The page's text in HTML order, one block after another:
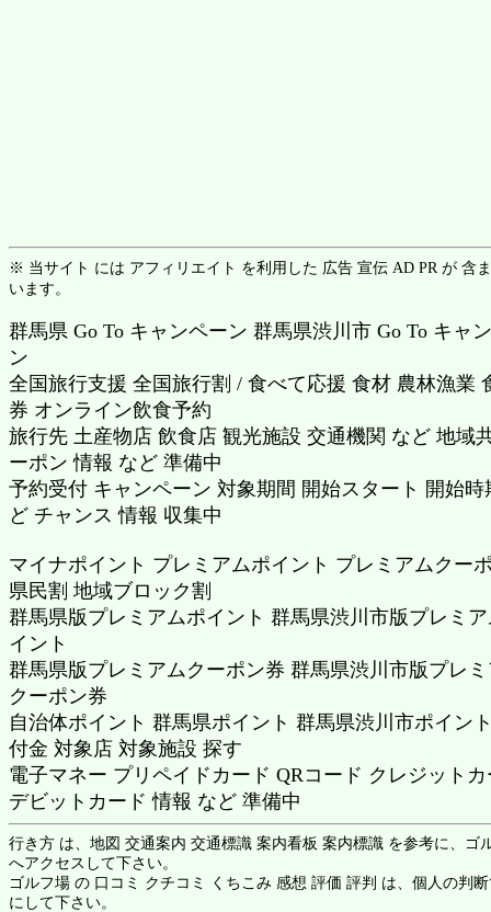
※ 当サイト には アフィリエイト を利用した 広告 宣伝 AD PR が 含
います。
群馬県 Go To キャンペーン 群馬県渋川市 Go To キャ
ン
全国旅行支援 全国旅行割 / 食べて応援 食材 農林漁業
券 オンライン飲食予約
旅行先 土産物店 飲食店 観光施設 交通機関 など 地域
ーポン 情報 など 準備中
予約受付 キャンペーン 対象期間 開始スタート 開始時
ど チャンス 情報 収集中
マイナポイント プレミアムポイント プレミアムクー
県民割 地域ブロック割
群馬県版プレミアムポイント 群馬県渋川市版プレミ
イント
群馬県版プレミアムクーポン券 群馬県渋川市版プレ
クーポン券
自治体ポイント 群馬県ポイント 群馬県渋川市ポイン
付金 対象店 対象施設 探す
電子マネー プリペイドカード QRコード クレジット
デビットカード 情報 など 準備中
行き方 は、地図 交通案内 交通標識 案内看板 案内標識 を参考に、ゴ
へアクセスして下さい。
ゴルフ場 の 口コミ クチコミ くちこみ 感想 評価 評判 は、個人の判
にして下さい。